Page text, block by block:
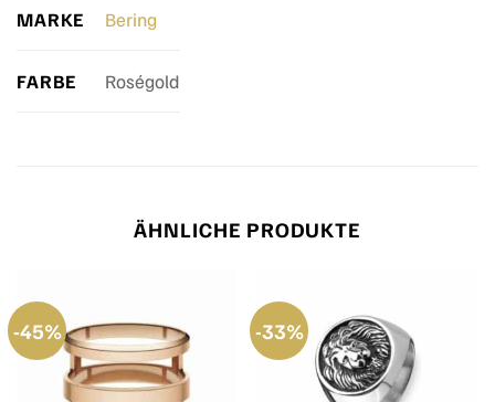
MARKE Bering
FARBE Roségold
ÄHNLICHE PRODUKTE
-45% -33%